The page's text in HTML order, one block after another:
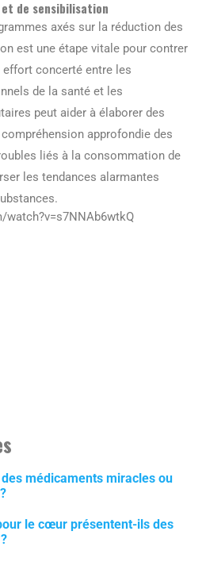
de sensibilisation
axés sur la réduction des
est une étape vitale pour contrer
effort concerté entre les
de la santé et les
peut aider à élaborer des
approfondie des
liés à la consommation de
les tendances alarmantes
médicaments miracles ou
le cœur présentent-ils des